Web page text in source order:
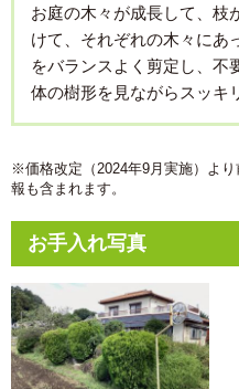
お庭の木々が成長して、枝
けて、それぞれの木々にあ
をバランスよく剪定し、不
体の樹形を見ながらスッキ
※価格改定（2024年9月実施）よ
報も含まれます。
お手入れ写真